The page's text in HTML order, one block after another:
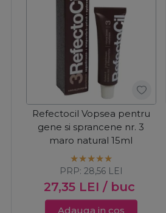
Refectocil Vopsea pentru
gene si sprancene nr. 3
maro natural 15ml
27,35 LEI / buc
PRP: 28,56 LEI
Adauga in cos